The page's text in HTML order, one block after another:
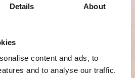
Details About
content and ads, to
and to analyse our traffic.